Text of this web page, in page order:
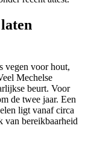
vegen voor hout,
Mechelse
beurt. Voor
de twee jaar. Een
ligt vanaf circa
van bereikbaarheid